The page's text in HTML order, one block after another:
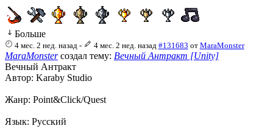
Больше
4 мес. 2 нед. назад - 4 мес. 2 нед. назад #131683 от MaraMonster
MaraMonsterсоздал тему: Вечный Антракт [Unity]
Вечный Антракт
Автор: Karaby Studio
Жанр: Point&Click/Quest
Язык: Русский